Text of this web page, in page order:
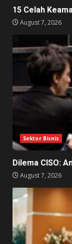
15 Celah
August 7, 2026
Sektor Bisnis
Dilema CISO:
August 7, 2026